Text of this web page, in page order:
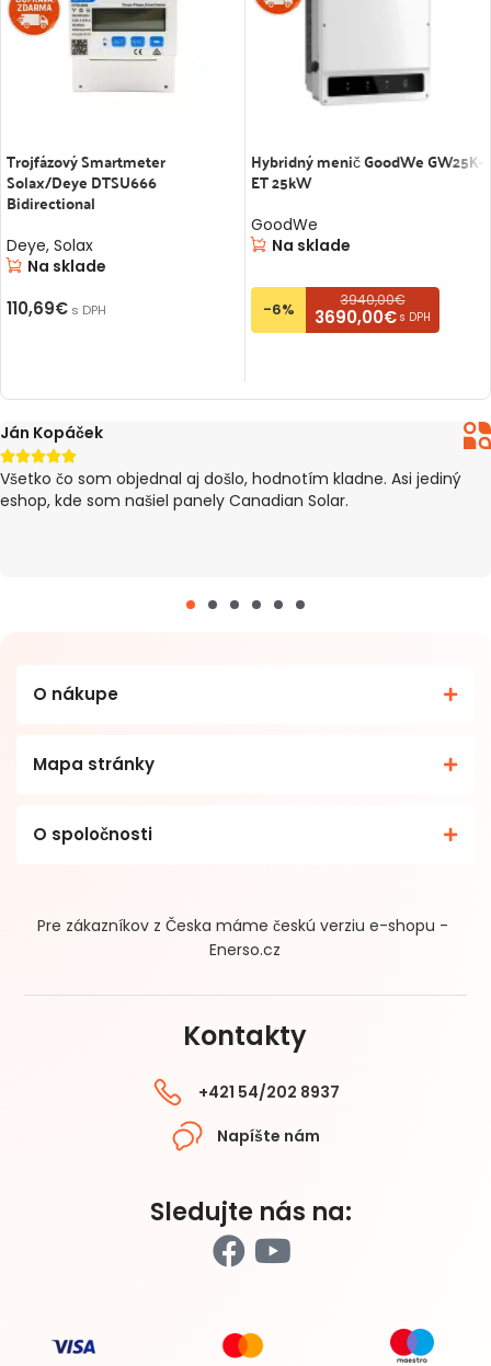
Trojfázový Smartmeter
Solax/Deye DTSU666
Bidirectional
Deye, Solax
Na sklade
110,69€ s DPH
Hybridný menič GoodWe GW25K-
ET 25kW
GoodWe
Na sklade
-6% 3940,00€
3690,00€ s DPH
Peter Pillár

tovar došiel v poriadku, Dodanie trvalo 4 dni od
(eshop ma informoval o meškaní). Inak všetko O.K :)
O nákupe
Mapa stránky
O spoločnosti
Pre zákazníkov z Česka máme českú verziu e-shopu -
Enerso.cz
Kontakty
+421 54/202 8937
Napíšte nám
Sledujte nás na: